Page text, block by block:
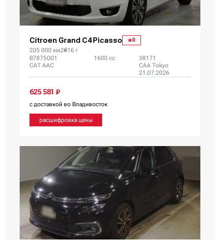
Citroen Grand C4 Picasso R
205 000 км2016 г
B7875G01
CAT AAC
1600 сс
38171
CAA Tokyo
21.07.2026
625 581 ₽
с доставкой во Владивосток
расшифровка цены